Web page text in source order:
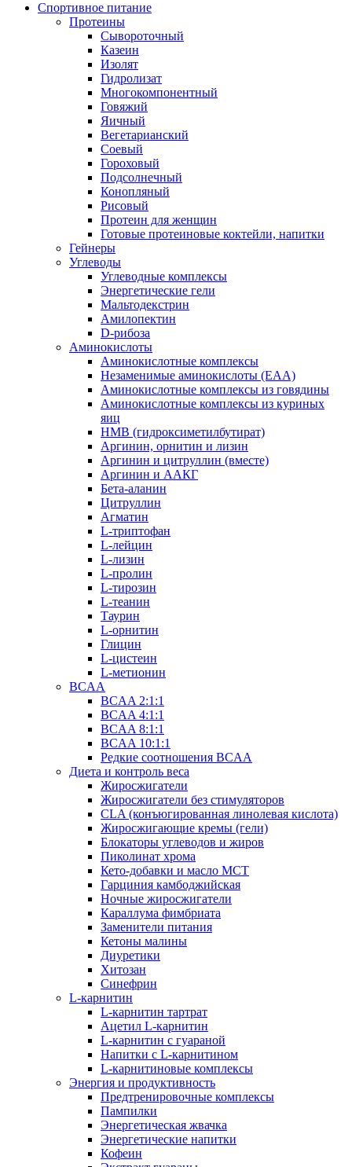
Спортивное питание
Протеины
Сывороточный
Казеин
Изолят
Гидролизат
Многокомпонентный
Говяжий
Яичный
Вегетарианский
Соевый
Гороховый
Подсолнечный
Конопляный
Рисовый
Протеин для женщин
Готовые протеиновые коктейли, напитки
Гейнеры
Углеводы
Углеводные комплексы
Энергетические гели
Мальтодекстрин
Амилопектин
D-рибоза
Аминокислоты
Аминокислотные комплексы
Незаменимые аминокислоты (EAA)
Аминокислотные комплексы из говядины
Аминокислотные комплексы из куриных
яиц
HMB (гидроксиметилбутират)
Аргинин, орнитин и лизин
Аргинин и цитруллин (вместе)
Аргинин и ААКГ
Бета-аланин
Цитруллин
Агматин
L-триптофан
L-лейцин
L-лизин
L-пролин
L-тирозин
L-теанин
Таурин
L-орнитин
Глицин
L-цистеин
L-метионин
BCAA
BCAA 2:1:1
BCAA 4:1:1
BCAA 8:1:1
BCAA 10:1:1
Редкие соотношения BCAA
Диета и контроль веса
Жиросжигатели
Жиросжигатели без стимуляторов
CLA (конъюгированная линолевая кислота)
Жиросжигающие кремы (гели)
Блокаторы углеводов и жиров
Пиколинат хрома
Кето-добавки и масло МСТ
Гарциния камбоджийская
Ночные жиросжигатели
Караллума фимбриата
Заменители питания
Кетоны малины
Диуретики
Хитозан
Синефрин
L-карнитин
L-карнитин тартрат
Ацетил L-карнитин
L-карнитин с гуараной
Напитки c L-карнитином
L-карнитиновые комплексы
Энергия и продуктивность
Предтренировочные комплексы
Пампилки
Энергетическая жвачка
Энергетические напитки
Кофеин